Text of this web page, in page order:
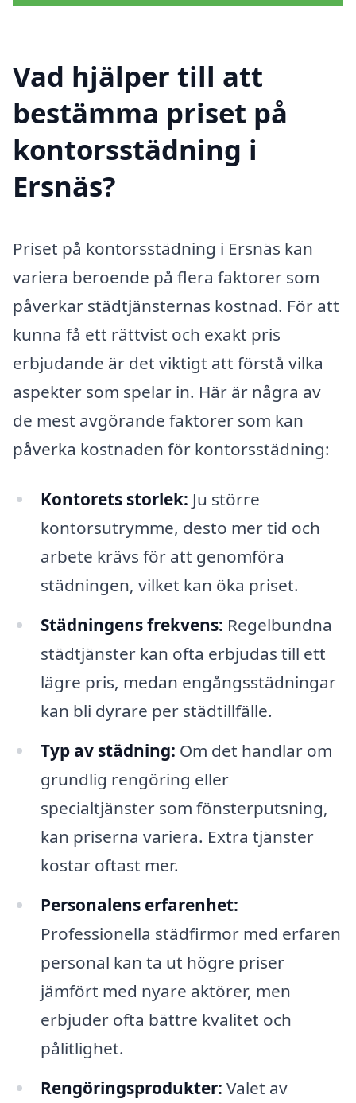
Vad hjälper till att
bestämma priset på
kontorsstädning i
Ersnäs?
Priset på kontorsstädning i Ersnäs kan
variera beroende på flera faktorer som
påverkar städtjänsternas kostnad. För att
kunna få ett rättvist och exakt pris
erbjudande är det viktigt att förstå vilka
aspekter som spelar in. Här är några av
de mest avgörande faktorer som kan
påverka kostnaden för kontorsstädning:
Kontorets storlek: Ju större
kontorsutrymme, desto mer tid och
arbete krävs för att genomföra
städningen, vilket kan öka priset.
Städningens frekvens: Regelbundna
städtjänster kan ofta erbjudas till ett
lägre pris, medan engångsstädningar
kan bli dyrare per städtillfälle.
Typ av städning: Om det handlar om
grundlig rengöring eller
specialtjänster som fönsterputsning,
kan priserna variera. Extra tjänster
kostar oftast mer.
Personalens erfarenhet:
Professionella städfirmor med erfaren
personal kan ta ut högre priser
jämfört med nyare aktörer, men
erbjuder ofta bättre kvalitet och
pålitlighet.
Rengöringsprodukter: Valet av